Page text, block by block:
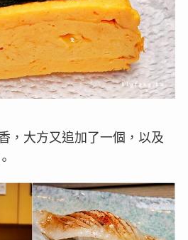
，大方又追加了一個，以及